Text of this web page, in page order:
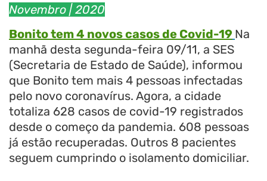
Novembro | 2020
Bonito tem 4 novos casos de Covid-19 Na
manhã desta segunda-feira 09/11, a SES
(Secretaria de Estado de Saúde), informou
que Bonito tem mais 4 pessoas infectadas
pelo novo coronavírus. Agora, a cidade
totaliza 628 casos de covid-19 registrados
desde o começo da pandemia. 608 pessoas
já estão recuperadas. Outros 8 pacientes
seguem cumprindo o isolamento domiciliar.